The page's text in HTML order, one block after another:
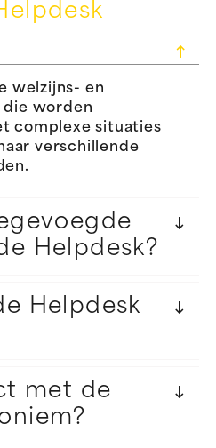
welzijns- en
die worden
complexe situaties
verschillende
Helpdesk?
Helpdesk
met de